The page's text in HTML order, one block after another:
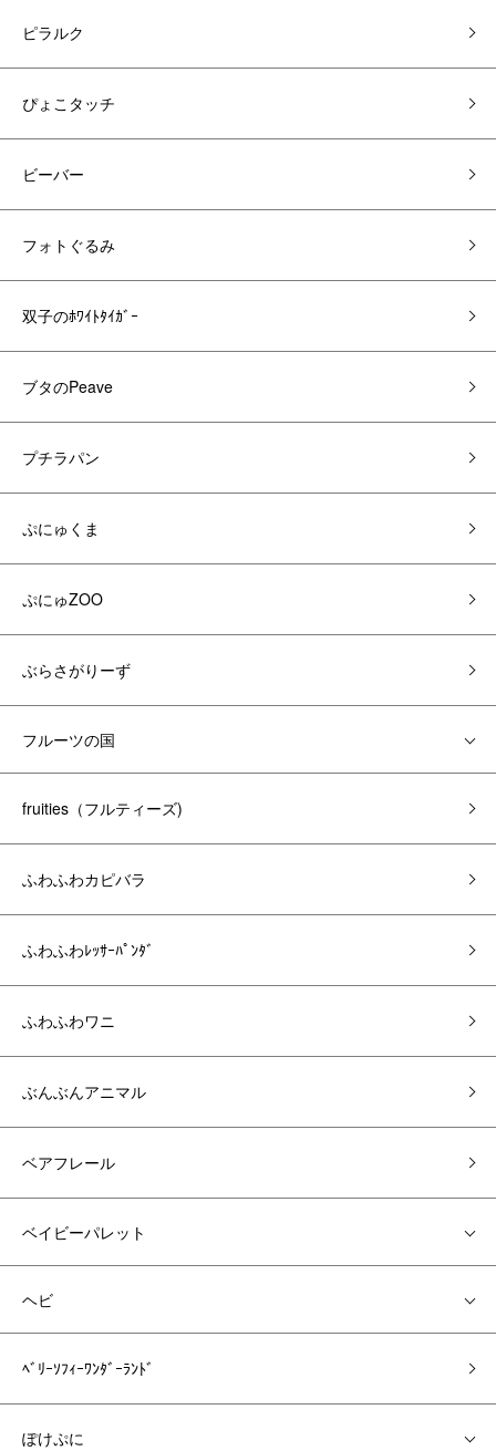
ピラルク
ぴょこタッチ
ビーバー
フォトぐるみ
双子のﾎﾜｲﾄﾀｲｶﾞｰ
ブタのPeave
プチラパン
ぷにゅくま
ぷにゅZOO
ぶらさがりーず
フルーツの国
fruities（フルティーズ)
ふわふわカピバラ
ふわふわﾚｯｻｰﾊﾟﾝﾀﾞ
ふわふわワニ
ぶんぶんアニマル
ベアフレール
ベイビーパレット
ヘビ
ﾍﾞﾘｰｿﾌｨｰﾜﾝﾀﾞｰﾗﾝﾄﾞ
ぽけぷに